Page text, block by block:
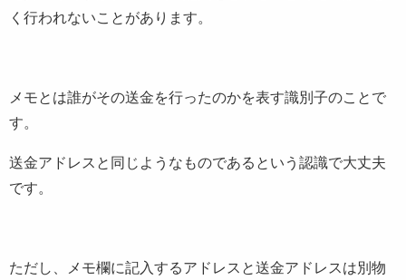
く行われないことがあります。
メモとは誰がその送金を行ったのかを表す識別子のことで
す。
送金アドレスと同じようなものであるという認識で大丈夫
です。
ただし、メモ欄に記入するアドレスと送金アドレスは別物